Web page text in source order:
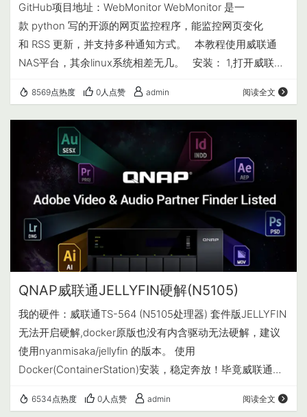
GitHub项目地址：WebMonitor WebMonitor 是一
款 python 写的开源的网页监控程序，能监控网页变化
和 RSS 更新，并支持多种通知方式。 本教程使用威联通
NAS平台，其余linux系统相差无几。 安装： 1,打开威联通
logicjake/webmonito -安装-版本latest. 2,环境变量添加 可
变 值 PORT 默认为 5000 USERNAME 用户默认为 admin
PASSWORD…
8569点热度 0人点赞 admin 阅读全文
QNAP威联通JELLYFIN硬解(N5105)
我的硬件：威联通TS-564 (N5105处理器) 套件版JELLYFIN
无法开启硬解,docker原版也没有内含驱动无法硬解，建议
使用nyanmisaka/jellyfin 的版本。 使用
Docker(ContainerStation)安装，稳定奔放！毕竟威联通的
Docker，创建-搜索nyanmisaka/jellyfin-安装-版本latest
6534点热度 0人点赞 admin 阅读全文